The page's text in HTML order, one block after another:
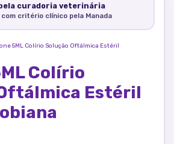
curadoria veterinária
com critério clínico pela Manada
5ML Colírio Solução Oftálmica Estéril
Colírio
Estéril